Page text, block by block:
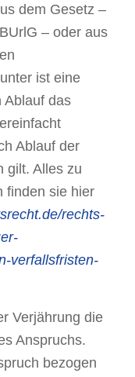
dem Gesetz –
– oder aus
ist eine
Ablauf das
Ablauf der
gilt. Alles zu
finden sie hier
rechts-
verfallsfristen-
Verjährung die
Anspruchs.
bezogen